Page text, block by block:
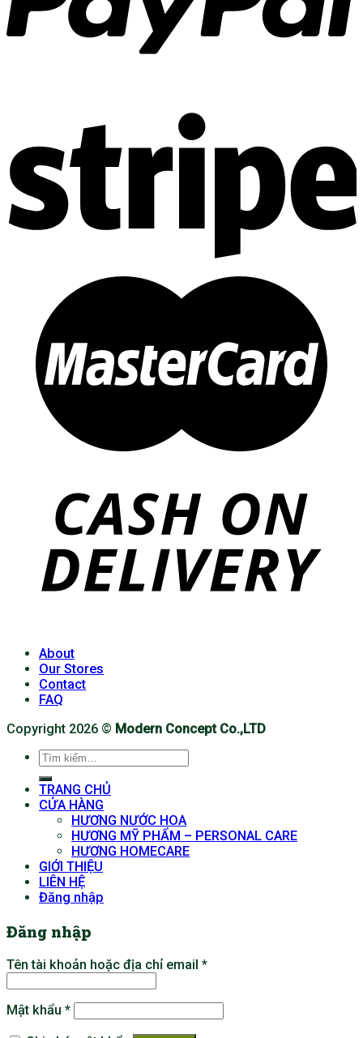
About
Our Stores
Contact
FAQ
Copyright 2026 © Modern Concept Co.,LTD
Tìm
TRANG CHỦ
CỬA HÀNG
HƯƠNG NƯỚC HOA
HƯƠNG MỸ PHẨM – PERSONAL CARE
HƯƠNG HOMECARE
GIỚI THIỆU
LIÊN HỆ
Đăng nhập
Đăng nhập
Tên tài khoản hoặc địa chỉ email *
Mật khẩu *